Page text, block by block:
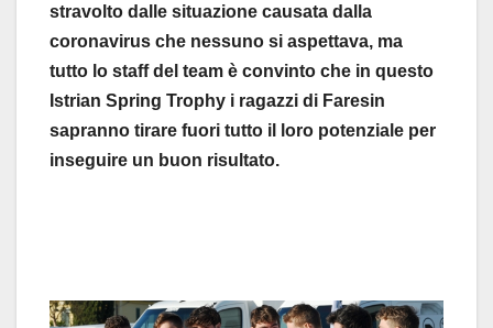
stravolto dalle situazione causata dalla
coronavirus che nessuno si aspettava, ma
tutto lo staff del team è convinto che in questo
Istrian Spring Trophy i ragazzi di Faresin
sapranno tirare fuori tutto il loro potenziale per
inseguire un buon risultato.